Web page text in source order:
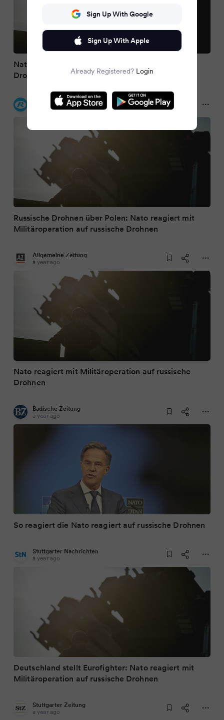
Nato reagiert mit Militäroperation auf russische
Drohnen
Kölnische Rundschau
a year ago
Russische Drohnen über Polen: Nato reagiert mit
Militäroperation auf russische Drohnen
Allgemeine Zeitung
a year ago
Nato reagiert mit Militäroperation auf russische
Drohnen
Badische Zeitung
a year ago
So reagiert die Nato reagiert auf russische Drohnen
Stuttgarter Nachrichten
a year ago
Deutschland stellt Eurofighter: Nato reagiert mit
Militäroperation auf russische Drohnen
Stuttgarter Zeitung
a year ago
Sign Up With Google
Sign Up With Apple
Already Registered? Login